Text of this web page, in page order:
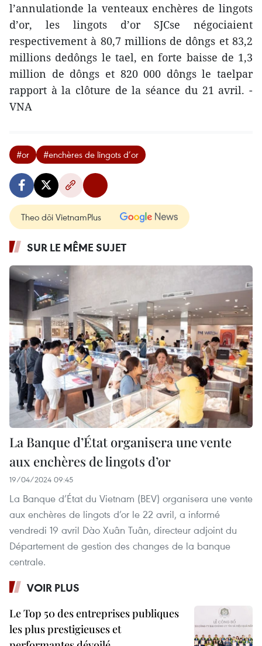
l’annulationde la venteaux enchères de lingots
d’or, les lingots d’or SJCse négociaient
respectivement à 80,7 millions de dôngs et 83,2
millions dedôngs le tael, en forte baisse de 1,3
million de dôngs et 820 000 dôngs le taelpar
rapport à la clôture de la séance du 21 avril. -
VNA
#or #enchères de lingots d’or
Theo dõi VietnamPlus
SUR LE MÊME SUJET
La Banque d’État organisera une vente
aux enchères de lingots d’or
19/04/2024 09:45
La Banque d’État du Vietnam (BEV) organisera une vente
aux enchères de lingots d’or le 22 avril, a informé
vendredi 19 avril Dào Xuân Tuân, directeur adjoint du
Département de gestion des changes de la banque
centrale.
VOIR PLUS
Le Top 50 des entreprises publiques
les plus prestigieuses et